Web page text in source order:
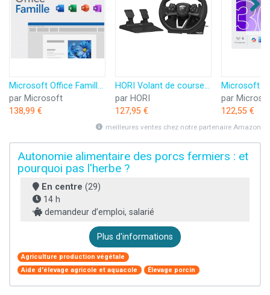
Microsoft Office Famille 2024 | Code d'activation envoyé par email
par Microsoft
138,99 €
HORI Volant de course APEX pour Playstation 5, Playstation 4 et PC - Licence officielle Sony
par HORI
127,95 €
par
122,55 €
meilleures ventes chez notre partenaire Amazon
Autonomie alimentaire des porcs fermiers : et
pourquoi pas l'herbe ?
En centre (29)
14 h
demandeur d’emploi, salarié
Plus d'informations
Agriculture production végétale
Aide d'élevage agricole et aquacole
Élevage porcin